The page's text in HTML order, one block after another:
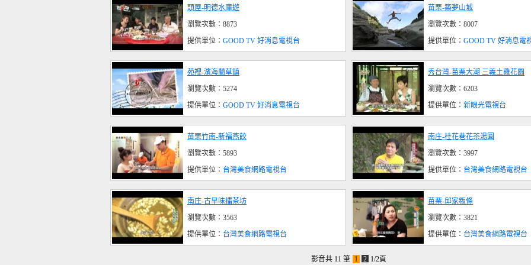
頭屋-明德水庫遊
瀏覽次數：8873
提供單位： GOOD TV 好消息電視台
苗栗-築夢山城
瀏覽次數：8007
提供單位： GOOD TV 好消息電
苑裡-濱海藺草鎮
瀏覽次數：5274
提供單位： GOOD TV 好消息電視台
秀台灣-苗栗大湖 三義土雞花園
瀏覽次數：6203
提供單位： 新眼光電視台
苗栗竹南-新福燕餃
瀏覽次數：5893
提供單位： 台灣美食網路電視台
南庄-桂花巷花茶湯圓
瀏覽次數：3997
提供單位： 台灣美食網路電視台
南庄-古早味擂茶坊
瀏覽次數：3563
提供單位： 台灣美食網路電視台
苗栗-邱家粄條
瀏覽次數：3821
提供單位： 台灣美食網路電視台
影音共 11 筆 1 2 1/2頁